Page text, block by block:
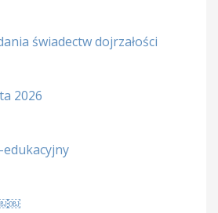
świadectw dojrzałości
2026
edukacyjny